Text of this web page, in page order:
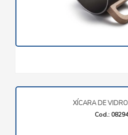
XÍCARA DE
Cod.: 08294